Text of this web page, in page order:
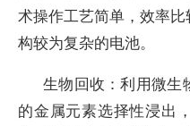
术操作工艺简单，效率
构较为复杂的电池。
生物回收：利用微生
的金属元素选择性浸出